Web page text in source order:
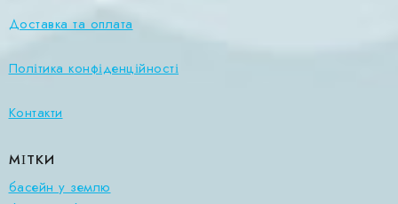
Доставка та оплата
Політика конфіденційності
Контакти
МІТКИ
басейн у землю